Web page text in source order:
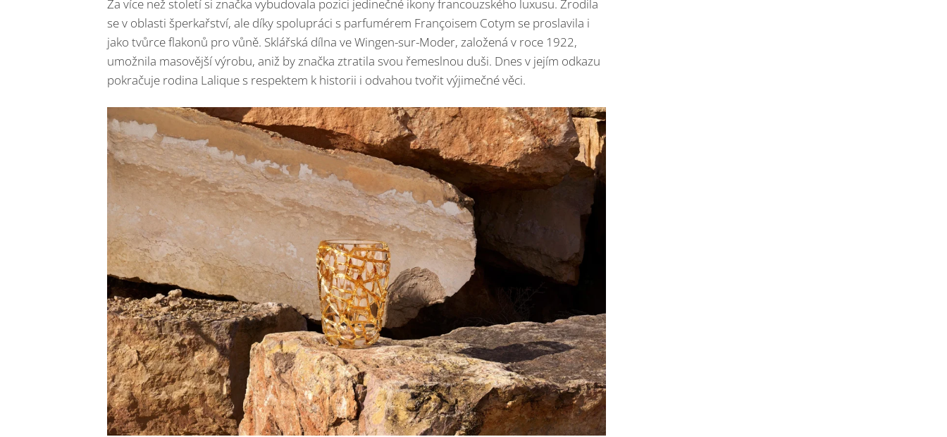
Za více než století si značka vybudovala pozici jedinečné ikony francouzského luxusu. Zrodila
se v oblasti šperkařství, ale díky spolupráci s parfumérem Françoisem Cotym se proslavila i
jako tvůrce flakonů pro vůně. Sklářská dílna ve Wingen-sur-Moder, založená v roce 1922,
umožnila masovější výrobu, aniž by značka ztratila svou řemeslnou duši. Dnes v jejím odkazu
pokračuje rodina Lalique s respektem k historii i odvahou tvořit výjimečné věci.